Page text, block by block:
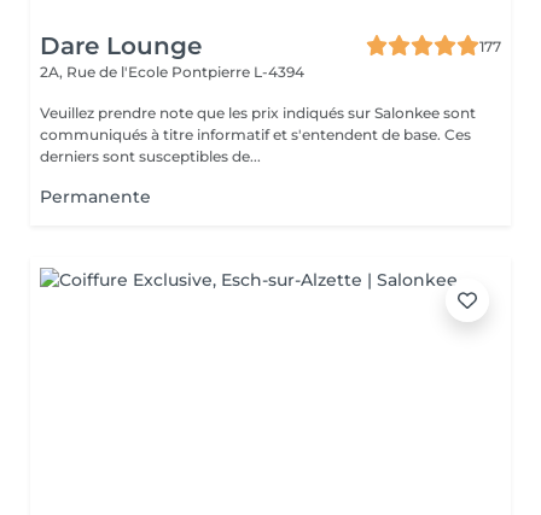
Dare Lounge
177
2A, Rue de l'Ecole Pontpierre L-4394
Veuillez prendre note que les prix indiqués sur Salonkee sont
communiqués à titre informatif et s'entendent de base. Ces
derniers sont susceptibles de...
Permanente